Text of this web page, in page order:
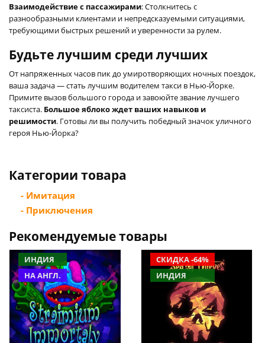
Взаимодействие с пассажирами: Столкнитесь с
разнообразными клиентами и непредсказуемыми ситуациями,
требующими быстрых решений и уверенности за рулем.
Будьте лучшим среди лучших
От напряженных часов пик до умиротворяющих ночных поездок,
ваша задача — стать лучшим водителем такси в Нью-Йорке.
Примите вызов большого города и завоюйте звание лучшего
таксиста. Большое яблоко ждет ваших навыков и
решимости. Готовы ли вы получить победный значок уличного
героя Нью-Йорка?
Категории товара
- Имитация
- Приключения
Рекомендуемые товары
ИНДИЯ
НА АНГЛ.
СКИДКА -64%
ИНДИЯ